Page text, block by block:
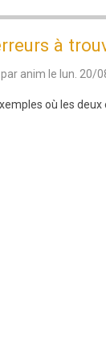
Ratsuk
à
anim le lun. 20/
où les